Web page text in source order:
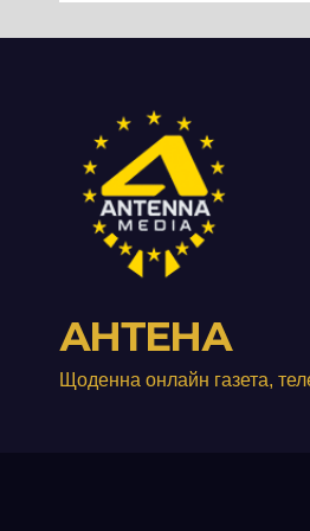
АНТЕНА
Щоденна онлайн газета,